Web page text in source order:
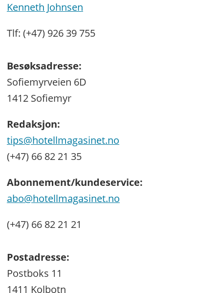
Kenneth Johnsen
Tlf: (+47) 926 39 755
Besøksadresse:
Sofiemyrveien 6D
1412 Sofiemyr
Redaksjon:
tips@hotellmagasinet.no
(+47) 66 82 21 35
Abonnement/kundeservice:
abo@hotellmagasinet.no
(+47) 66 82 21 21
Postadresse:
Postboks 11
1411 Kolbotn